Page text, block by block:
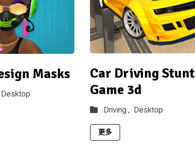
Masks
Desktop
Car Driving Stunt
Game 3d
Driving , Desktop
更多